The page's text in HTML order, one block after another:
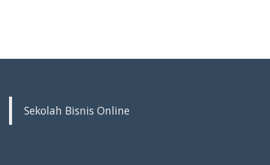
Sekolah Bisnis Online